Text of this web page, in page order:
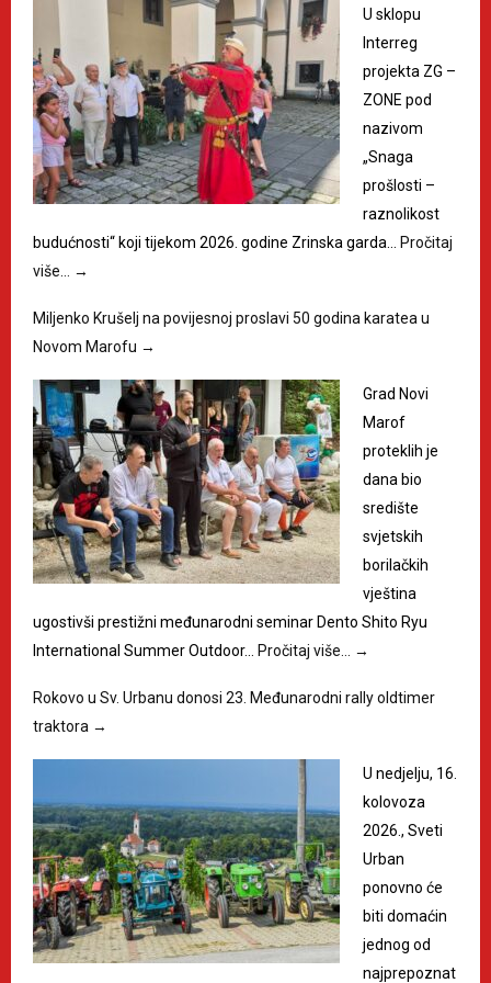
U sklopu
Interreg
projekta ZG –
ZONE pod
nazivom
„Snaga
prošlosti –
raznolikost
budućnosti“ koji tijekom 2026. godine Zrinska garda…
Pročitaj
više…
→
Miljenko Krušelj na povijesnoj proslavi 50 godina karatea u
Novom Marofu →
Grad Novi
Marof
proteklih je
dana bio
središte
svjetskih
borilačkih
vještina
ugostivši prestižni međunarodni seminar Dento Shito Ryu
International Summer Outdoor…
Pročitaj više… →
Rokovo u Sv. Urbanu donosi 23. Međunarodni rally oldtimer
traktora →
U nedjelju, 16.
kolovoza
2026., Sveti
Urban
ponovno će
biti domaćin
jednog od
najprepoznat